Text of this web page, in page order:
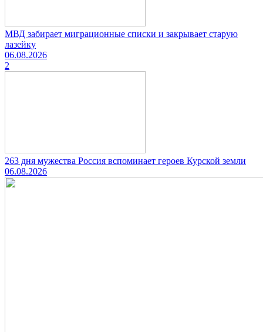
МВД забирает миграционные списки и закрывает старую
лазейку
06.08.2026
2
263 дня мужества Россия вспоминает героев Курской земли
06.08.2026